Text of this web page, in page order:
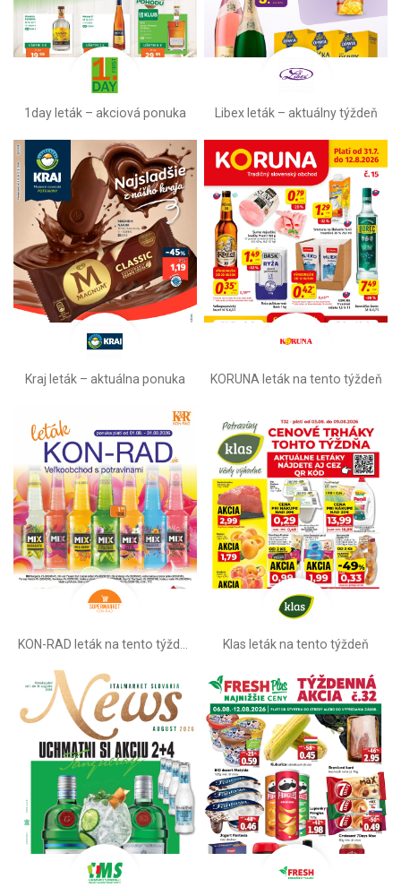
1day leták – akciová ponuka Libex leták –⁠ aktuálny týždeň
Kraj leták – aktuálna ponuka KORUNA leták na tento týždeň
KON-RAD leták na tento týždeň Klas leták na tento týždeň